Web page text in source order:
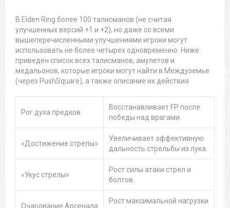
В Elden Ring более 100 талисманов (не считая
улучшенных версий +1 и +2), но даже со всеми
вышеперечисленными улучшениями игроки могут
использовать не более четырех одновременно. Ниже
приведен список всех талисманов, амулетов и
медальонов, которые игроки могут найти в Междуземье
(через PushSquare), а также описание их действия.
Рог духа предков
Восстанавливает FP после
победы над врагами.
«Достижение стрелы»
Увеличивает эффективную
дальность стрельбы из лука.
«Укус стрелы»
Рост силы атаки стрел и
болтов.
Очарование Арсенала
Рост максимальной нагрузки